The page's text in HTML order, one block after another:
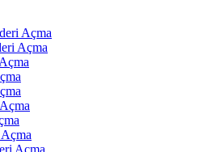
Açma
Açma
Açma